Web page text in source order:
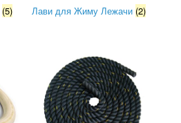
(5) Лави для Жиму Лежачи (2)